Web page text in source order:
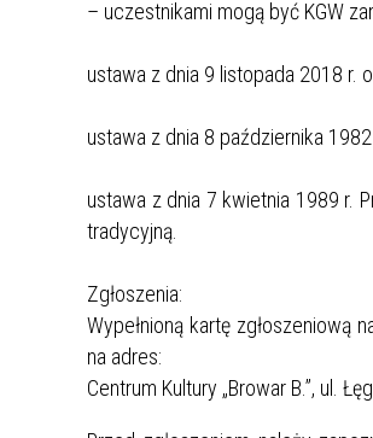
– uczestnikami mogą być KGW
ustawa z dnia 9 listopada 2018 r.
ustawa z dnia 8 października
ustawa z dnia 7 kwietnia 1989 r.
tradycyjną.
Zgłoszenia:
Wypełnioną kartę zgłoszeniową
na adres:
Centrum Kultury „Browar B.”, ul.